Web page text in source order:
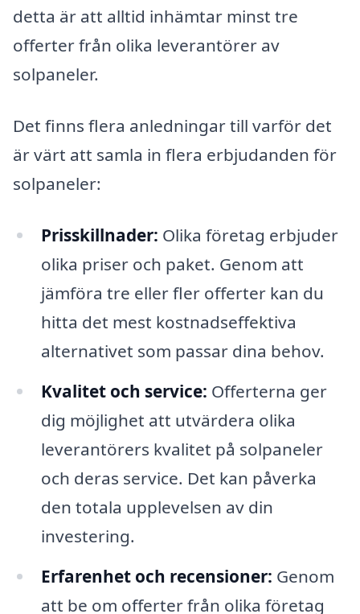
detta är att alltid inhämtar minst tre
offerter från olika leverantörer av
solpaneler.
Det finns flera anledningar till varför det
är värt att samla in flera erbjudanden för
solpaneler:
Prisskillnader: Olika företag erbjuder
olika priser och paket. Genom att
jämföra tre eller fler offerter kan du
hitta det mest kostnadseffektiva
alternativet som passar dina behov.
Kvalitet och service: Offerterna ger
dig möjlighet att utvärdera olika
leverantörers kvalitet på solpaneler
och deras service. Det kan påverka
den totala upplevelsen av din
investering.
Erfarenhet och recensioner: Genom
att be om offerter från olika företag